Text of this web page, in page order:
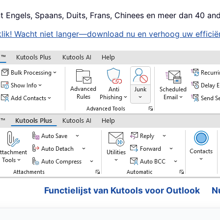
Spaans, Duits, Frans, Chinees en meer dan 40
Wacht niet langer—download nu en verhoog uw
Functielijst van Kutools voor Outlook